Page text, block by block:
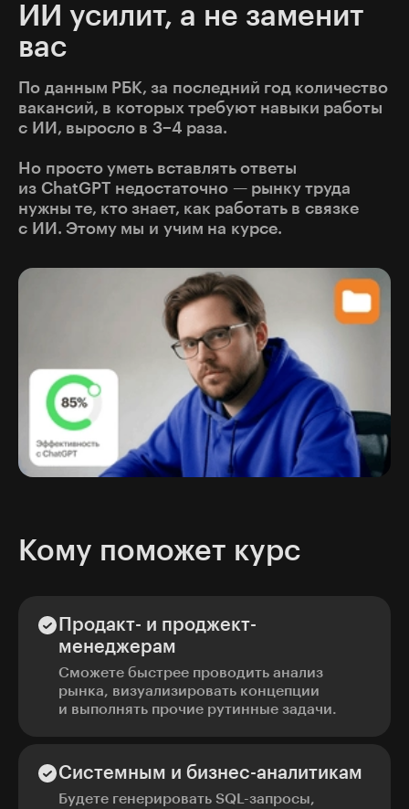
ИИ усилит, а не заменит
вас
По данным РБК, за последний год количество
вакансий, в которых требуют навыки работы
с ИИ, выросло в 3−4 раза.
Но просто уметь вставлять ответы
из ChatGPT недостаточно — рынку труда
нужны те, кто знает, как работать в связке
с ИИ. Этому мы и учим на курсе.
Кому поможет курс
Продакт- и проджект-
менеджерам
Сможете быстрее проводить анализ
рынка, визуализировать концепции
и выполнять прочие рутинные задачи.
Системным и бизнес-аналитикам
Будете генерировать SQL-запросы,